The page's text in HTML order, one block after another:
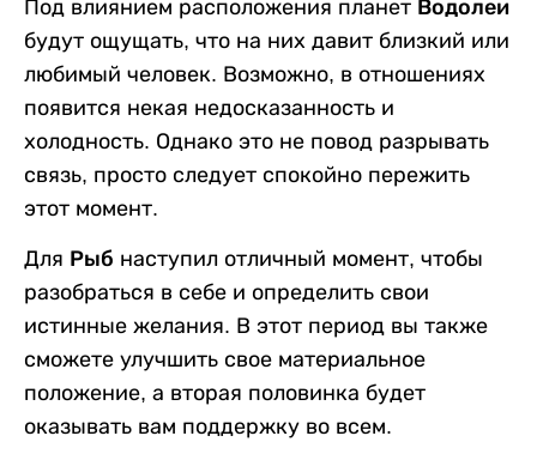
Под влиянием расположения планет Водолеи
будут ощущать, что на них давит близкий или
любимый человек. Возможно, в отношениях
появится некая недосказанность и
холодность. Однако это не повод разрывать
связь, просто следует спокойно пережить
этот момент.
Для Рыб наступил отличный момент, чтобы
разобраться в себе и определить свои
истинные желания. В этот период вы также
сможете улучшить свое материальное
положение, а вторая половинка будет
оказывать вам поддержку во всем.